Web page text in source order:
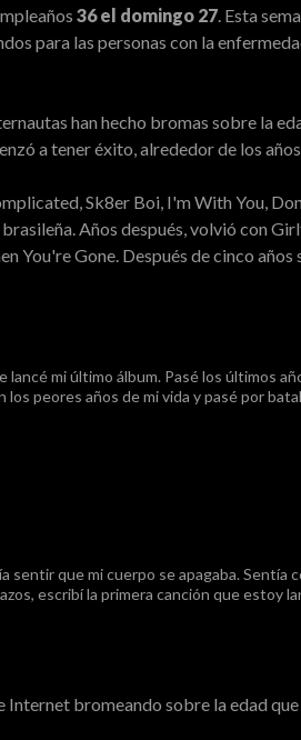
36 el domingo 27 . Esta
para las personas con la
han hecho bromas sobre la
a tener éxito, alrededor de los
Sk8er Boi, I'm With You,
Años después, volvió con
You're Gone. Después de cinco años
lancé mi último álbum. Pasé los últimos
los peores años de mi vida y pasé por
sentir que mi cuerpo se apagaba. Sentía
escribí la primera canción que estoy
Internet bromeando sobre la edad